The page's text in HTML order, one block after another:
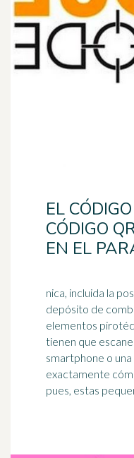
EL
CÓDIGO
EN EL
nica, incluida la
depósito de
elementos pirotécnicos. Los
tienen que
smartphone o
exactamente
pues, estas